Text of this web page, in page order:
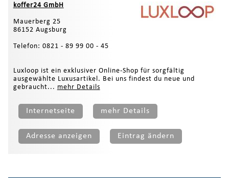
koffer24 GmbH
Mauerberg 25
86152 Augsburg
Telefon: 0821 - 89 99 00 - 45
Luxloop ist ein exklusiver Online-Shop für sorgfältig
ausgewählte Luxusartikel. Bei uns findest du neue und
gebraucht... mehr Details
Internetseite mehr Details
Adresse anzeigen Eintrag ändern